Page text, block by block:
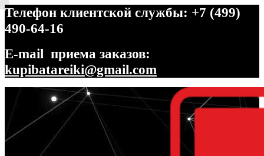
Телефон клиентской службы: +7 (499)
490-64-16
E-mail приема заказов:
kupibatareiki@gmail.com
Перейти
навигации
Перейти
содержимому